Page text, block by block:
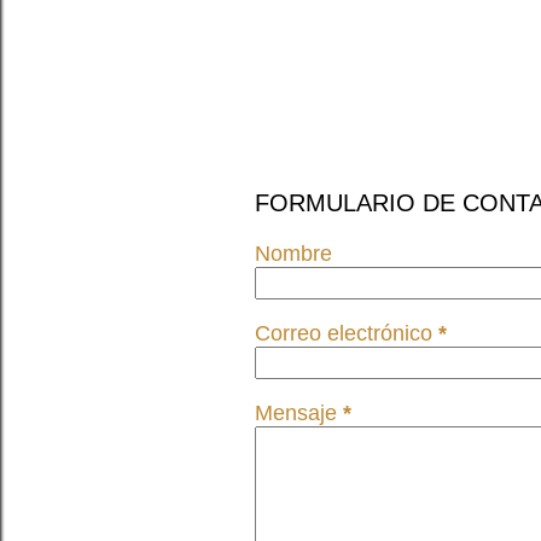
FORMULARIO DE
Nombre
Correo electrónico *
Mensaje *